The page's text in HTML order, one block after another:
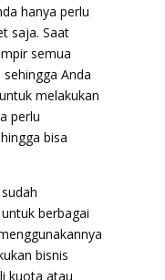
hanya perlu
saja. Saat
semua
Anda
melakukan
perlu
bisa
berbagai
bisnis
kuota atau